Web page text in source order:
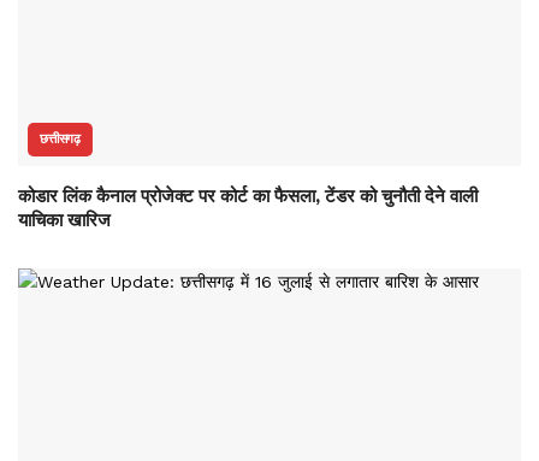
छत्तीसगढ़
कोडार लिंक कैनाल प्रोजेक्ट पर कोर्ट का फैसला, टेंडर को चुनौती देने वाली
याचिका खारिज